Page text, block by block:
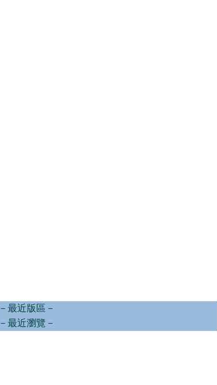
－最近版區－
－最近瀏覽－